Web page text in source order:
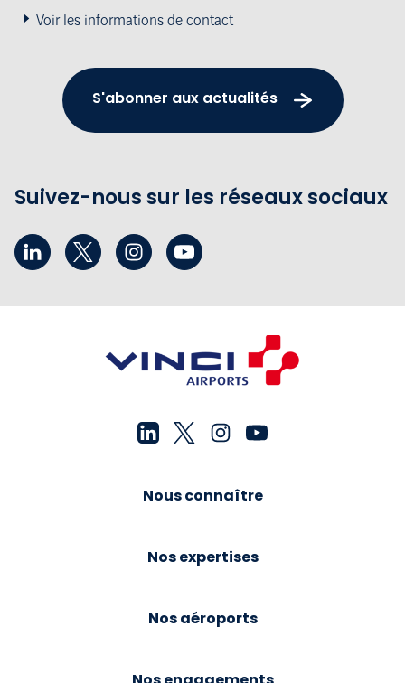
Voir les informations de contact
S'abonner aux actualités
Suivez-nous sur les réseaux sociaux
Nous connaître
Nos expertises
Nos aéroports